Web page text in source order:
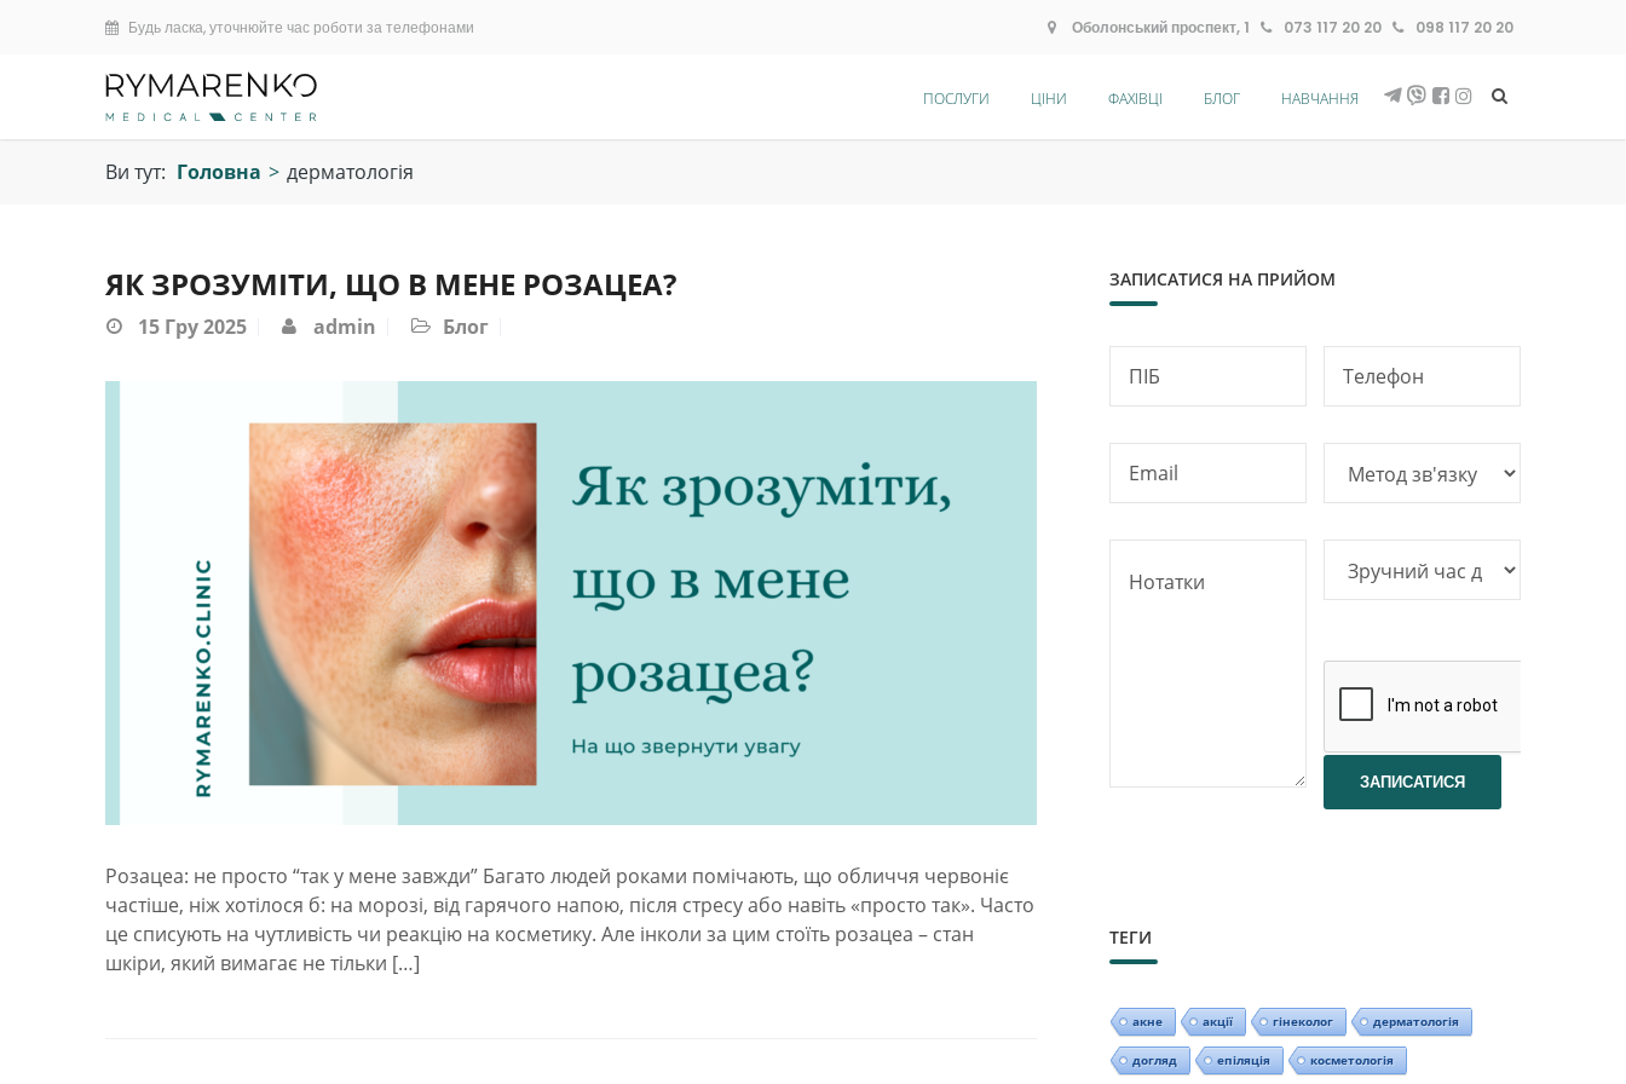
Будь ласка, уточнюйте час роботи за телефонами Оболонський проспект, 1 073 117 20 20 098 117 20 20
ПОСЛУГИ ЦІНИ ФАХІВЦІ БЛОГ НАВЧАННЯ
Ви тут: Головна > дерматологія
ЯК ЗРОЗУМІТИ, ЩО В МЕНЕ РОЗАЦЕА?
15 Гру 2025 admin Блог
Розацеа: не просто “так у мене завжди” Багато людей роками помічають, що обличчя червоніє
частіше, ніж хотілося б: на морозі, від гарячого напою, після стресу або навіть «просто так». Часто
це списують на чутливість чи реакцію на косметику. Але інколи за цим стоїть розацеа – стан
шкіри, який вимагає не тільки […]
ЗАПИСАТИСЯ НА ПРИЙОМ
ТЕГИ
акне акції гінеколог дерматологія
догляд епіляція косметологія